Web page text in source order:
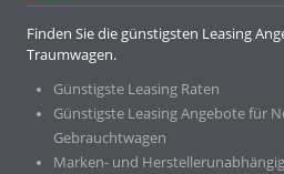
Finden Sie die günstigsten Leasing
Traumwagen.
Günstigste Leasing Raten
Günstigste Leasing Angebote für
Gebrauchtwagen
Marken- und Herstellerunabhängig